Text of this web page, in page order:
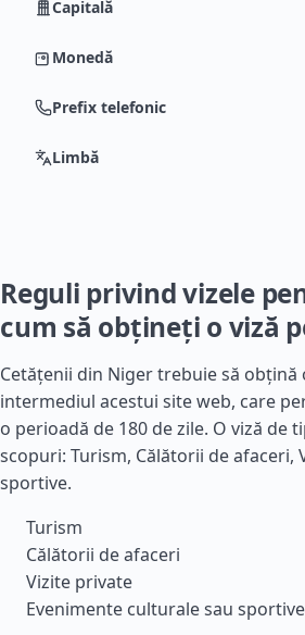
Capitală
Monedă
Prefix telefonic
Limbă
Reguli privind vizele
cum să obțineți o viză
Cetățenii din Niger trebuie să obțină
intermediul acestui site web, care
o perioadă de 180 de zile. O viză
scopuri: Turism, Călătorii de afaceri,
sportive.
Turism
Călătorii de afaceri
Vizite private
Evenimente culturale sau sportive